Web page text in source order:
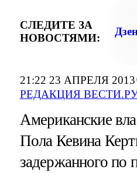
21:22 23 АПРЕЛЯ 2013
РЕДАКЦИЯ
СЛЕДИТЕ ЗА
НОВОСТЯМИ:
Американские
Пола Кевина
задержанного по